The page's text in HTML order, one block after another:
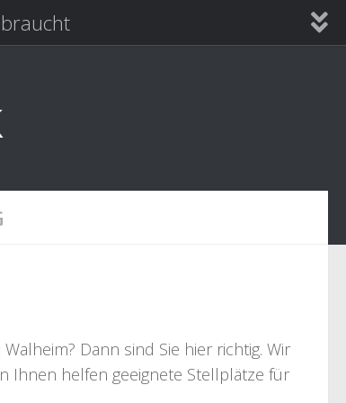
Dann sind Sie hier richtig. Wir
Ihnen helfen geeignete Stellplätze für